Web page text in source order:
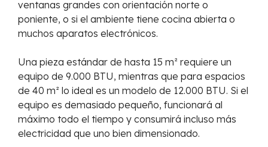
ventanas grandes con orientación norte o
poniente, o si el ambiente tiene cocina abierta o
muchos aparatos electrónicos.
Una pieza estándar de hasta 15 m² requiere un
equipo de 9.000 BTU, mientras que para espacios
de 40 m² lo ideal es un modelo de 12.000 BTU. Si el
equipo es demasiado pequeño, funcionará al
máximo todo el tiempo y consumirá incluso más
electricidad que uno bien dimensionado.